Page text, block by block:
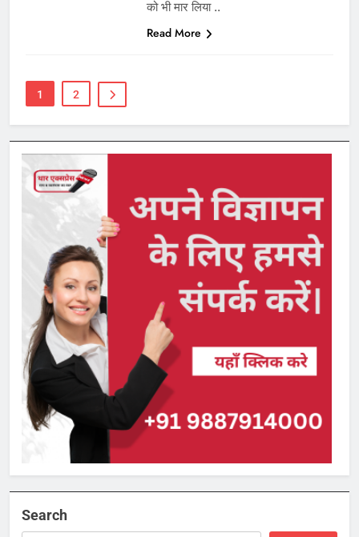
को भी मार लिया ..
Read More
1 2
Search